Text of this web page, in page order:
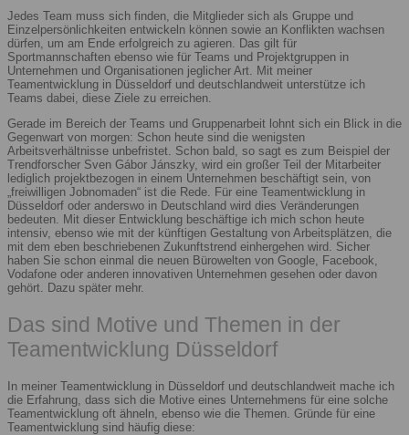
Jedes Team muss sich finden, die Mitglieder sich als Gruppe und
Einzelpersönlichkeiten entwickeln können sowie an Konflikten wachsen
dürfen, um am Ende erfolgreich zu agieren. Das gilt für
Sportmannschaften ebenso wie für Teams und Projektgruppen in
Unternehmen und Organisationen jeglicher Art. Mit meiner
Teamentwicklung in Düsseldorf und deutschlandweit unterstütze ich
Teams dabei, diese Ziele zu erreichen.
Gerade im Bereich der Teams und Gruppenarbeit lohnt sich ein Blick in die
Gegenwart von morgen: Schon heute sind die wenigsten
Arbeitsverhältnisse unbefristet. Schon bald, so sagt es zum Beispiel der
Trendforscher Sven Gábor Jánszky, wird ein großer Teil der Mitarbeiter
lediglich projektbezogen in einem Unternehmen beschäftigt sein, von
„freiwilligen Jobnomaden“ ist die Rede. Für eine Teamentwicklung in
Düsseldorf oder anderswo in Deutschland wird dies Veränderungen
bedeuten. Mit dieser Entwicklung beschäftige ich mich schon heute
intensiv, ebenso wie mit der künftigen Gestaltung von Arbeitsplätzen, die
mit dem eben beschriebenen Zukunftstrend einhergehen wird. Sicher
haben Sie schon einmal die neuen Bürowelten von Google, Facebook,
Vodafone oder anderen innovativen Unternehmen gesehen oder davon
gehört. Dazu später mehr.
Das sind Motive und Themen in der
Teamentwicklung Düsseldorf
In meiner Teamentwicklung in Düsseldorf und deutschlandweit mache ich
die Erfahrung, dass sich die Motive eines Unternehmens für eine solche
Teamentwicklung oft ähneln, ebenso wie die Themen. Gründe für eine
Teamentwicklung sind häufig diese: